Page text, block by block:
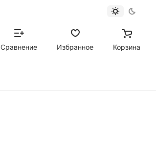
Сравнение Избранное Корзина